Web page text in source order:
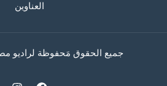
العناوين
جميع الحقوق مَحفوظة لراديو مصر